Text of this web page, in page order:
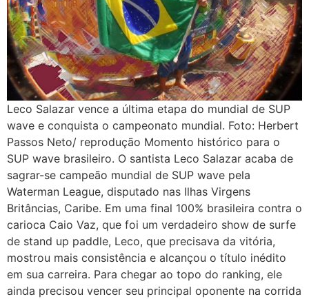
Leco Salazar vence a última etapa do mundial de SUP
wave e conquista o campeonato mundial. Foto: Herbert
Passos Neto/ reprodução Momento histórico para o
SUP wave brasileiro. O santista Leco Salazar acaba de
sagrar-se campeão mundial de SUP wave pela
Waterman League, disputado nas Ilhas Virgens
Britâncias, Caribe. Em uma final 100% brasileira contra o
carioca Caio Vaz, que foi um verdadeiro show de surfe
de stand up paddle, Leco, que precisava da vitória,
mostrou mais consistência e alcançou o título inédito
em sua carreira. Para chegar ao topo do ranking, ele
ainda precisou vencer seu principal oponente na corrida